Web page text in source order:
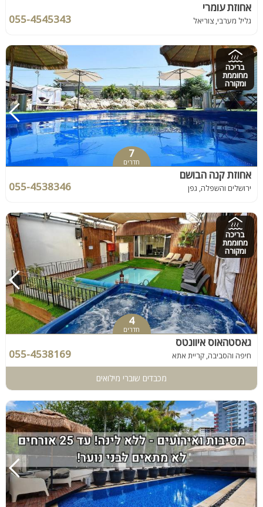
אחוזת עומרי
גליל מערבי, צוריאל 055-4545343
בריכה
מחוממת
ומקורה
7
חדרים
אחוזת קנה הבושם
ירושלים והשפלה, גפן 055-4538346
בריכה
מחוממת
ומקורה
4
חדרים
גאסטהאוס איוונטס
חיפה והסביבה, קריית אתא 055-4538169
מכבדים שוברי מילואים